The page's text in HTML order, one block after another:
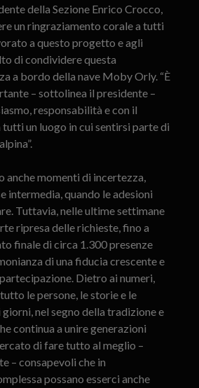
della Sezione Enrico Crocco,
un ringraziamento corale a tutti
a questo progetto e agli
di condividere questa
a bordo della nave Moby Orly. “È
– sottolinea il presidente –
responsabilità e con il
un luogo in cui sentirsi parte di
anche momenti di incertezza,
intermedia, quando le adesioni
Tuttavia, nelle ultime settimane
ripresa delle richieste, fino a
finale di circa 1.300 presenze
di una fiducia crescente e
Dietro ai numeri,
le persone, le storie e le
nel segno della tradizione e
continua a unire generazioni
di fare tutto al meglio –
– consapevoli che in
possano esserci anche